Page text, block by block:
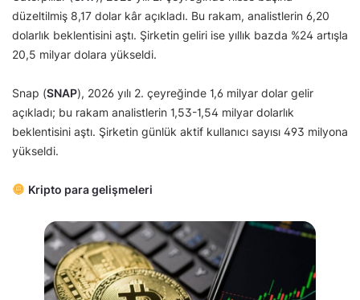
düzeltilmiş 8,17 dolar kâr açıkladı. Bu rakam, analistlerin 6,20
dolarlık beklentisini aştı. Şirketin geliri ise yıllık bazda %24 artışla
20,5 milyar dolara yükseldi.
Snap (SNAP), 2026 yılı 2. çeyreğinde 1,6 milyar dolar gelir
açıkladı; bu rakam analistlerin 1,53-1,54 milyar dolarlık
beklentisini aştı. Şirketin günlük aktif kullanıcı sayısı 493 milyona
yükseldi.
Kripto para gelişmeleri